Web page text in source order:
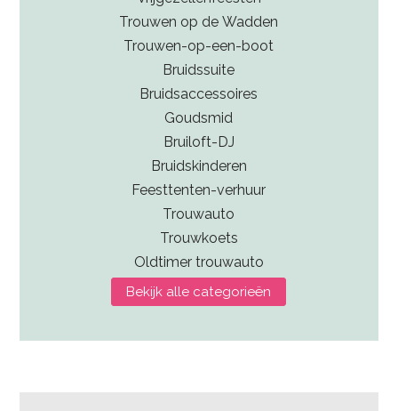
Trouwen op de Wadden
Trouwen-op-een-boot
Bruidssuite
Bruidsaccessoires
Goudsmid
Bruiloft-DJ
Bruidskinderen
Feesttenten-verhuur
Trouwauto
Trouwkoets
Oldtimer trouwauto
Bekijk alle categorieën